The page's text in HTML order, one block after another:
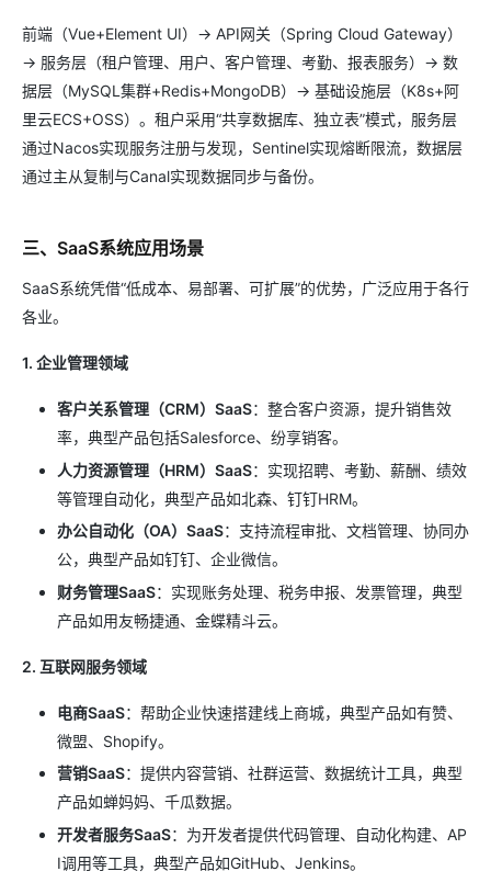
前端（Vue+Element UI）→ API网关（Spring Cloud Gateway）
→ 服务层（租户管理、用户、客户管理、考勤、报表服务）→ 数
据层（MySQL集群+Redis+MongoDB）→ 基础设施层（K8s+阿
里云ECS+OSS）。租户采用“共享数据库、独立表”模式，服务层
通过Nacos实现服务注册与发现，Sentinel实现熔断限流，数据层
通过主从复制与Canal实现数据同步与备份。
三、SaaS系统应用场景
SaaS系统凭借“低成本、易部署、可扩展”的优势，广泛应用于各行
各业。
1. 企业管理领域
客户关系管理（CRM）SaaS：整合客户资源，提升销售效
率，典型产品包括Salesforce、纷享销客。
人力资源管理（HRM）SaaS：实现招聘、考勤、薪酬、绩效
等管理自动化，典型产品如北森、钉钉HRM。
办公自动化（OA）SaaS：支持流程审批、文档管理、协同办
公，典型产品如钉钉、企业微信。
财务管理SaaS：实现账务处理、税务申报、发票管理，典型
产品如用友畅捷通、金蝶精斗云。
2. 互联网服务领域
电商SaaS：帮助企业快速搭建线上商城，典型产品如有赞、
微盟、Shopify。
营销SaaS：提供内容营销、社群运营、数据统计工具，典型
产品如蝉妈妈、千瓜数据。
开发者服务SaaS：为开发者提供代码管理、自动化构建、AP
I调用等工具，典型产品如GitHub、Jenkins。